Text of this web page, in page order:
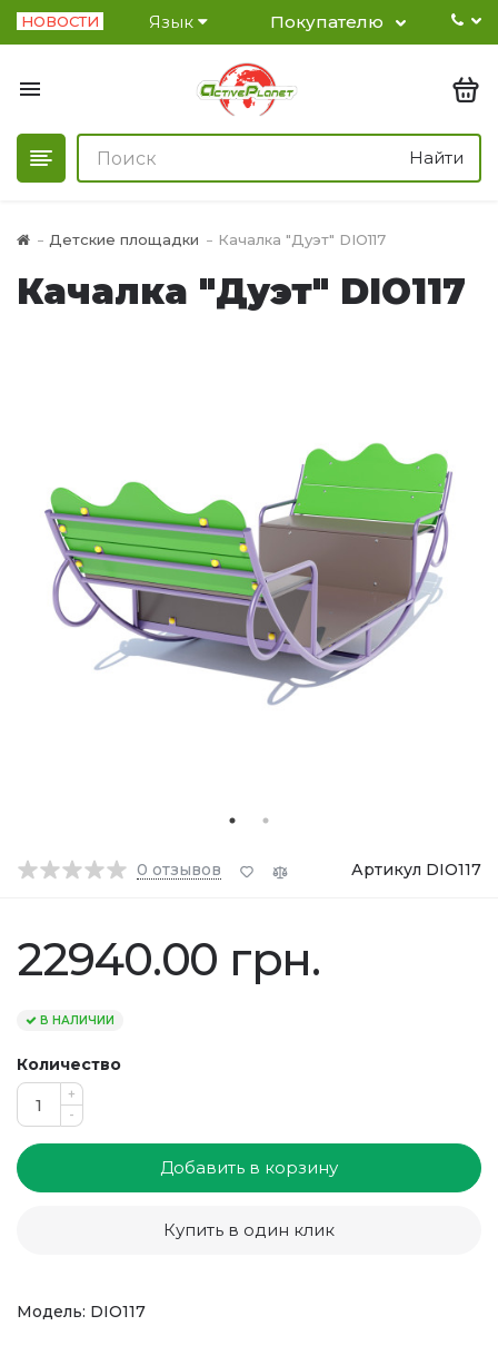
НОВОСТИ Язык Покупателю
Найти
Детские площадки Качалка "Дуэт" DIO117
Качалка "Дуэт" DIO117
0 отзывов Артикул DIO117
22940.00 грн.
В НАЛИЧИИ
Количество
+
-
Добавить в корзину
Купить в один клик
Модель: DIO117